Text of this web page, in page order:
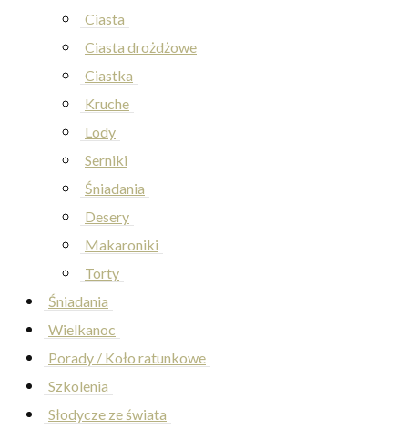
Ciasta
Ciasta drożdżowe
Ciastka
Kruche
Lody
Serniki
Śniadania
Desery
Makaroniki
Torty
Śniadania
Wielkanoc
Porady / Koło ratunkowe
Szkolenia
Słodycze ze świata